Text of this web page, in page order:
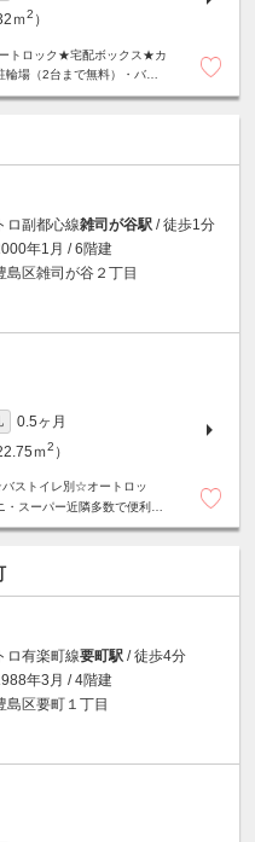
ｍ2 ）
トロック★宅配ボックス★カ
場（2台まで無料）・バイ
ロ副都心線雑司が谷駅 / 徒歩1分
年1月 / 6階建
島区雑司が谷２丁目
0.5ヶ月
ｍ2 ）
ストイレ別☆オートロッ
スーパー近隣多数で便利な
ロ有楽町線要町駅 / 徒歩4分
年3月 / 4階建
島区要町１丁目